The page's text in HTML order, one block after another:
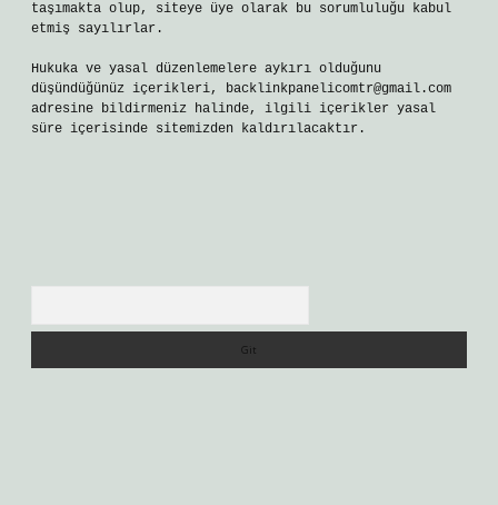
taşımakta olup, siteye üye olarak bu sorumluluğu kabul
etmiş sayılırlar.
Hukuka ve yasal düzenlemelere aykırı olduğunu
düşündüğünüz içerikleri, backlinkpanelicomtr@gmail.com
adresine bildirmeniz halinde, ilgili içerikler yasal
süre içerisinde sitemizden kaldırılacaktır.